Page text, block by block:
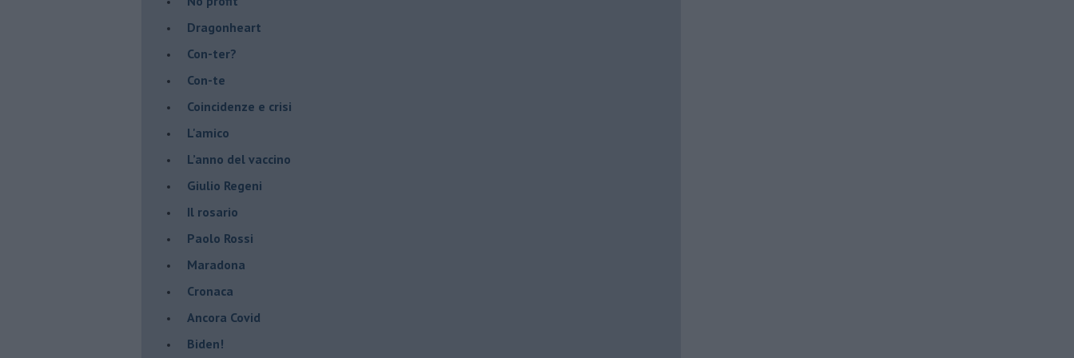
Dragonheart
Con-ter?
​Con-te
Coincidenze e crisi
L'amico
​L’anno del vaccino
Giulio Regeni
​Il rosario
Paolo Rossi
Maradona
Cronaca
​Ancora Covid
​Biden!